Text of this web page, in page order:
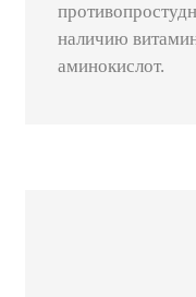
наличию
аминокислот.